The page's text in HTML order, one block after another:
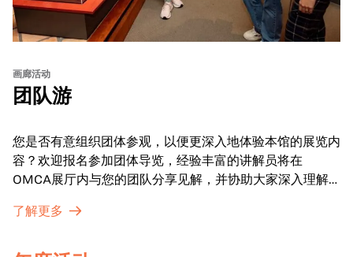
画廊活动
团队游
您是否有意组织团体参观，以便更深入地体验本馆的展览内
容？欢迎报名参加团体导览，经验丰富的讲解员将在
OMCA展厅内与您的团队分享见解，并协助大家深入理解
了解更多